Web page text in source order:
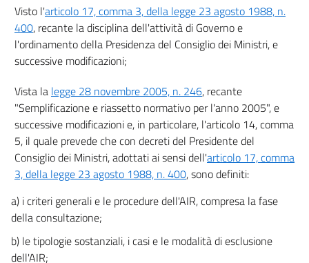
Visto l'articolo 17, comma 3, della legge 23 agosto 1988, n.
400, recante la disciplina dell'attività di Governo e
l'ordinamento della Presidenza del Consiglio dei Ministri, e
successive modificazioni;
Vista la legge 28 novembre 2005, n. 246, recante
"Semplificazione e riassetto normativo per l'anno 2005", e
successive modificazioni e, in particolare, l'articolo 14, comma
5, il quale prevede che con decreti del Presidente del
Consiglio dei Ministri, adottati ai sensi dell'articolo 17, comma
3, della legge 23 agosto 1988, n. 400, sono definiti:
a) i criteri generali e le procedure dell'AIR, compresa la fase
della consultazione;
b) le tipologie sostanziali, i casi e le modalità di esclusione
dell'AIR;